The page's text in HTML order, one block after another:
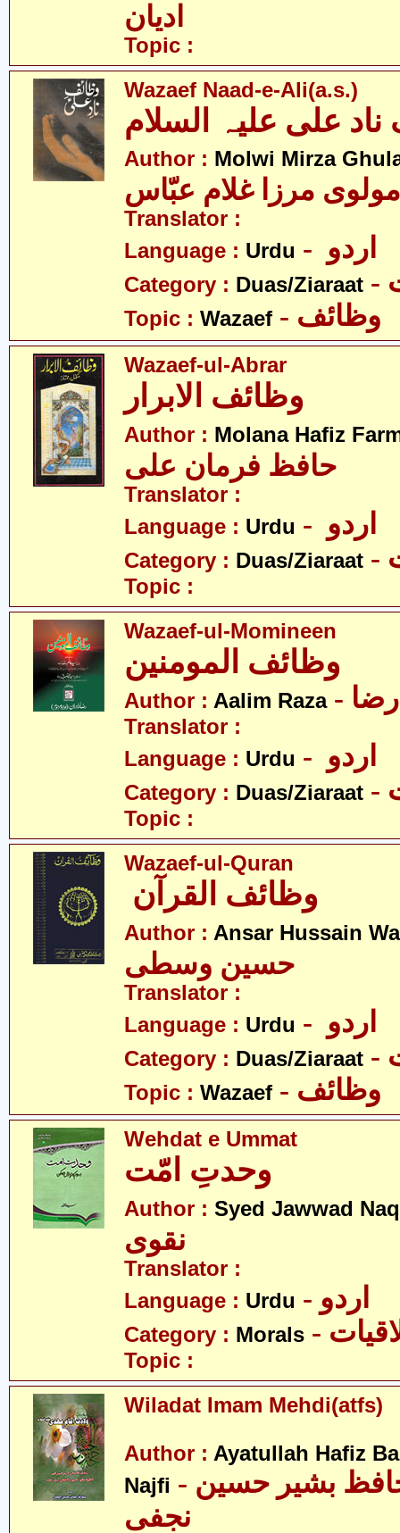
ادیان
Topic :
Wazaef Naad-e-Ali(a.s.)
علی علیہ السلام
Author : Molwi Mirza
مولوی مرزا غلام عبّاس
Translator :
Language : Urdu
Category : Duas/Ziaraat
Topic : Wazaef - وظائف
Wazaef-ul-Abrar
وظائف الابرار
Author : Molana Hafiz
حافظ فرمان علی
Translator :
Language : Urdu
Category : Duas/Ziaraat
Topic :
Wazaef-ul-Momineen
Author : Aalim Raza رضا
Translator :
Language : Urdu
Category : Duas/Ziaraat
Topic :
Wazaef-ul-Quran
وظائف القرآن
Author : Ansar Hussain
حسین وسطی
Translator :
Language : Urdu
Category : Duas/Ziaraat
Topic : Wazaef - وظائف
Wehdat e Ummat
وحدتِ امّت
Author : Syed Jawwad
نقوی
Translator :
Language : Urdu - اردو
Category : Morals
Topic :
Wiladat Imam Mehdi(atfs)
Author : Ayatullah Hafiz
Najfi - آیت اللہ حافظ بشیر حسین
نجفی